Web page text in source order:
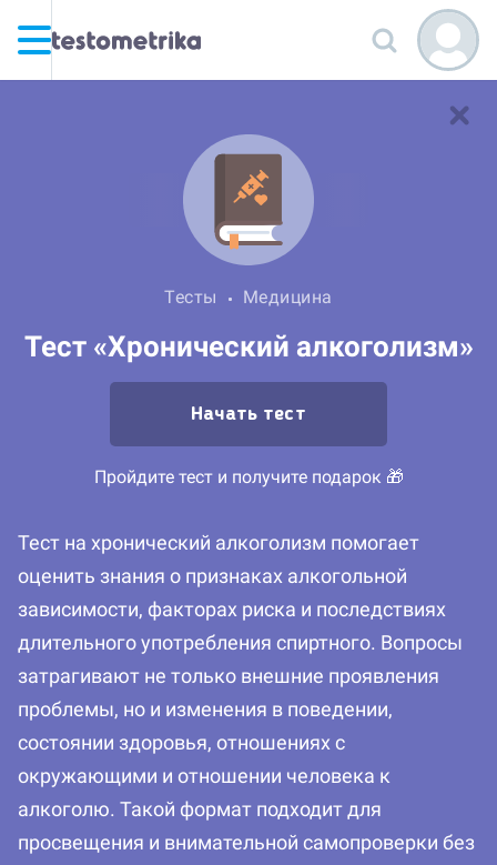
Тесты Медицина
Тест «Хронический алкоголизм»
Начать тест
Пройдите тест и получите подарок 🎁
Тест на хронический алкоголизм помогает
оценить знания о признаках алкогольной
зависимости, факторах риска и последствиях
длительного употребления спиртного. Вопросы
затрагивают не только внешние проявления
проблемы, но и изменения в поведении,
состоянии здоровья, отношениях с
окружающими и отношении человека к
алкоголю. Такой формат подходит для
просвещения и внимательной самопроверки без